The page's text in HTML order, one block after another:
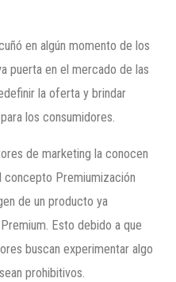
en algún momento de los
puerta en el mercado de las
la oferta y brindar
los consumidores.
de marketing la conocen
concepto Premiumización
de un producto ya
Esto debido a que
buscan experimentar algo
prohibitivos.